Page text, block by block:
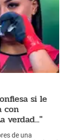
si le
con
verdad..."
de una